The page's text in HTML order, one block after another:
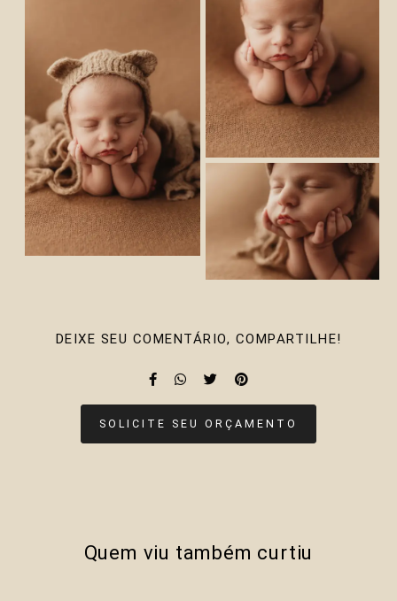
DEIXE SEU COMENTÁRIO, COMPARTILHE!
SOLICITE SEU ORÇAMENTO
Quem viu também curtiu